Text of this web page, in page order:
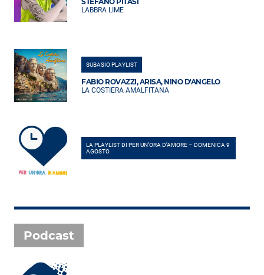
LABBRA LIME
SUBASIO PLAYLIST
FABIO ROVAZZI, ARISA, NINO D'ANGELO
LA COSTIERA AMALFITANA
LA PLAYLIST DI PER UN’ORA D’AMORE – DOMENICA 9
AGOSTO
Podcast